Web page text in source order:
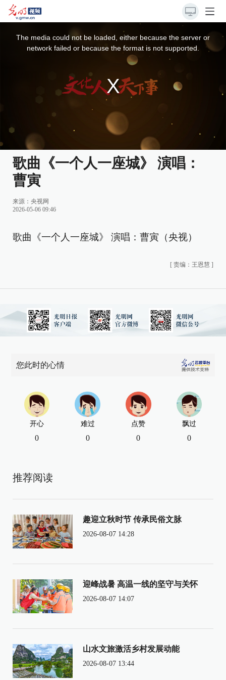
The media could not be loaded, either because the server or
network failed or because the format is not supported.
歌曲《一个人一座城》 演唱：
曹寅
来源： 央视网
2026-05-06 09:46
歌曲《一个人一座城》 演唱：曹寅（央视）
[ 责编：王恩慧 ]
您此时的心情
开心
0
难过
0
点赞
0
飘过
0
推荐阅读
趣迎立秋时节 传承民俗文脉
2026-08-07 14:28
迎峰战暑 高温一线的坚守与关怀
2026-08-07 14:07
山水文旅激活乡村发展动能
2026-08-07 13:44